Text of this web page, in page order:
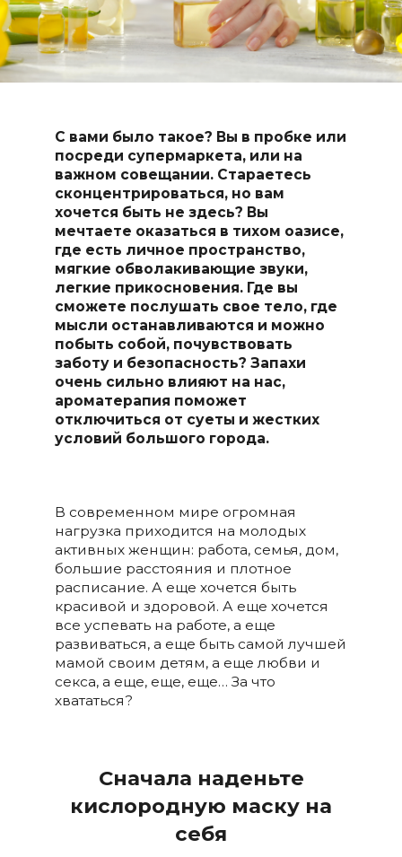
С вами было такое? Вы в пробке или
посреди супермаркета, или на
важном совещании. Стараетесь
сконцентрироваться, но вам
хочется быть не здесь? Вы
мечтаете оказаться в тихом оазисе,
где есть личное пространство,
мягкие обволакивающие звуки,
легкие прикосновения. Где вы
сможете послушать свое тело, где
мысли останавливаются и можно
побыть собой, почувствовать
заботу и безопасность? Запахи
очень сильно влияют на нас,
ароматерапия поможет
отключиться от суеты и жестких
условий большого города.
В современном мире огромная
нагрузка приходится на молодых
активных женщин: работа, семья, дом,
большие расстояния и плотное
расписание. А еще хочется быть
красивой и здоровой. А еще хочется
все успевать на работе, а еще
развиваться, а еще быть самой лучшей
мамой своим детям, а еще любви и
секса, а еще, еще, еще… За что
хвататься?
Сначала наденьте
кислородную маску на
себя